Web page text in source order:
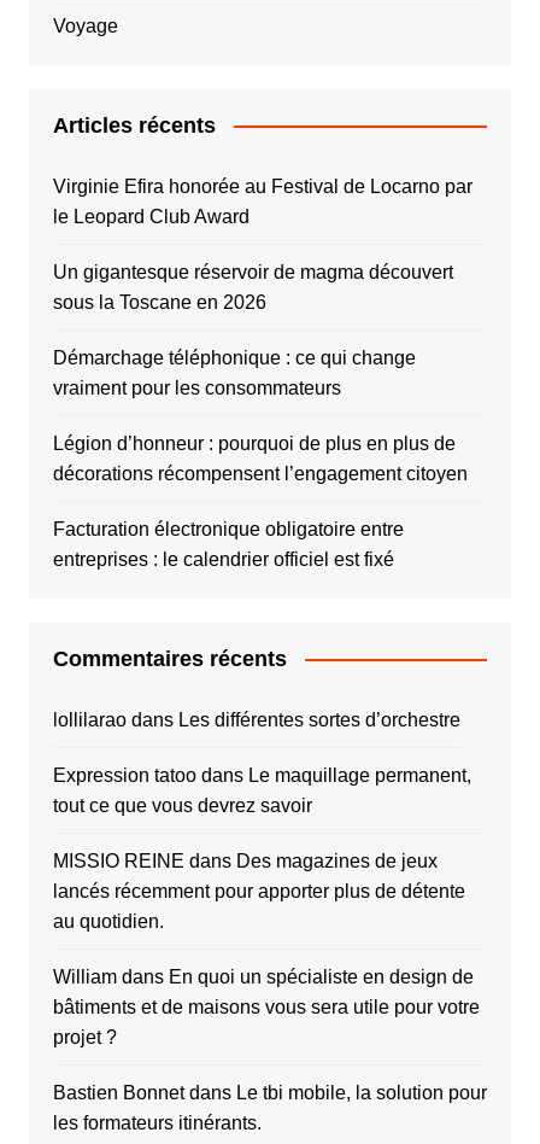
Voyage
Articles récents
Virginie Efira honorée au Festival de Locarno par
le Leopard Club Award
Un gigantesque réservoir de magma découvert
sous la Toscane en 2026
Démarchage téléphonique : ce qui change
vraiment pour les consommateurs
Légion d’honneur : pourquoi de plus en plus de
décorations récompensent l’engagement citoyen
Facturation électronique obligatoire entre
entreprises : le calendrier officiel est fixé
Commentaires récents
lollilaraodans Les différentes sortes d’orchestre
Expression tatoodans Le maquillage permanent,
tout ce que vous devrez savoir
MISSIO REINE dans Des magazines de jeux
lancés récemment pour apporter plus de détente
au quotidien.
Williamdans En quoi un spécialiste en design de
bâtiments et de maisons vous sera utile pour votre
projet ?
Bastien Bonnetdans Le tbi mobile, la solution pour
les formateurs itinérants.